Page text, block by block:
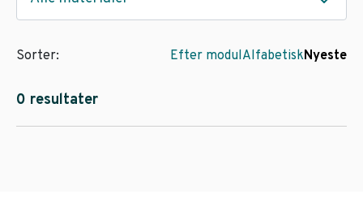
0 resultater
Sorter: Efter modulAlfabetiskNyeste